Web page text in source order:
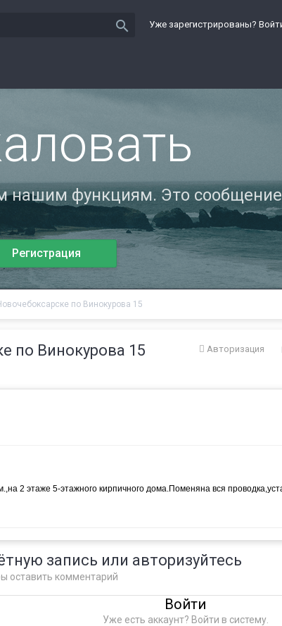
Уже зарегистрированы?
search
нашим функциям. Это
Регистрация
по Винокурова 15
Авторизация
по Винокурова 15
2 этаже 5-этажного кирпичного дома.Поменяна вся
запись или авторизуйтесь
оставить комментарий
Войти
Уже есть аккаунт? Войти в систему.